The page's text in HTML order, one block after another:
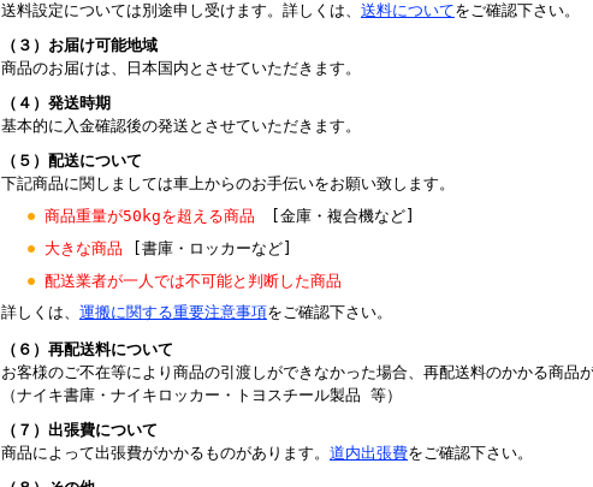
送料設定については別途申し受けます。詳しくは、 送料についてをご確認下さい。
（３）お届け可能地域
商品のお届けは、日本国内とさせていただきます。
（４）発送時期
基本的に入金確認後の発送とさせていただきます。
（５）配送について
下記商品に関しましては車上からのお手伝いをお願い致します。
商品重量が50kgを超える商品 [金庫・複合機など]
大きな商品 [書庫・ロッカーなど]
配送業者が一人では不可能と判断した商品
詳しくは、 運搬に関する重要注意事項をご確認下さい。
（６）再配送料について
お客様のご不在等により商品の引渡しができなかった場合、再配送料のかかる商品が
（ナイキ書庫・ナイキロッカー・トヨスチール製品 等）
（７）出張費について
商品によって出張費がかかるものがあります。 道内出張費をご確認下さい。